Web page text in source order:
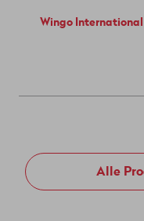
Wingo International
Alle